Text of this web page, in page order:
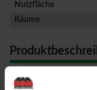
Nutzfläche
Räume
Ihr Einstieg in die